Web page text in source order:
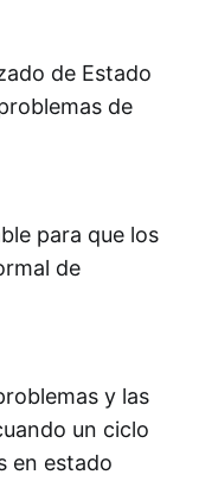
de Estado
de
para que los
de
y las
un ciclo
en estado